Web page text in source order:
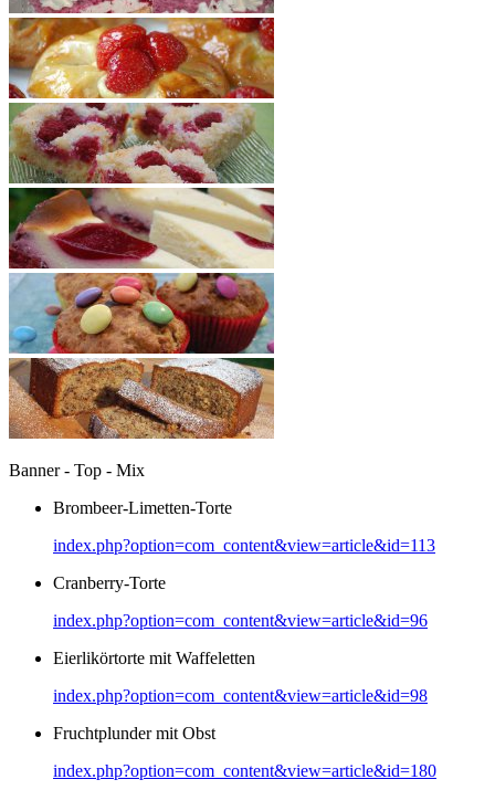
Banner - Top - Mix
Brombeer-Limetten-Torte
index.php?option=com_content&view=article&id=113
Cranberry-Torte
index.php?option=com_content&view=article&id=96
Eierlikörtorte mit Waffeletten
index.php?option=com_content&view=article&id=98
Fruchtplunder mit Obst
index.php?option=com_content&view=article&id=180